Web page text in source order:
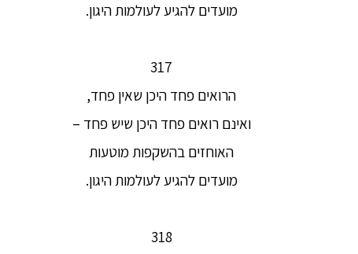
מועדים להגיע לעולמות היגון.
317
הרואים פחד היכן שאין פחד,
ואינם רואים פחד היכן שיש פחד –
האוחזים בהשקפות מוטעות
מועדים להגיע לעולמות היגון.
318